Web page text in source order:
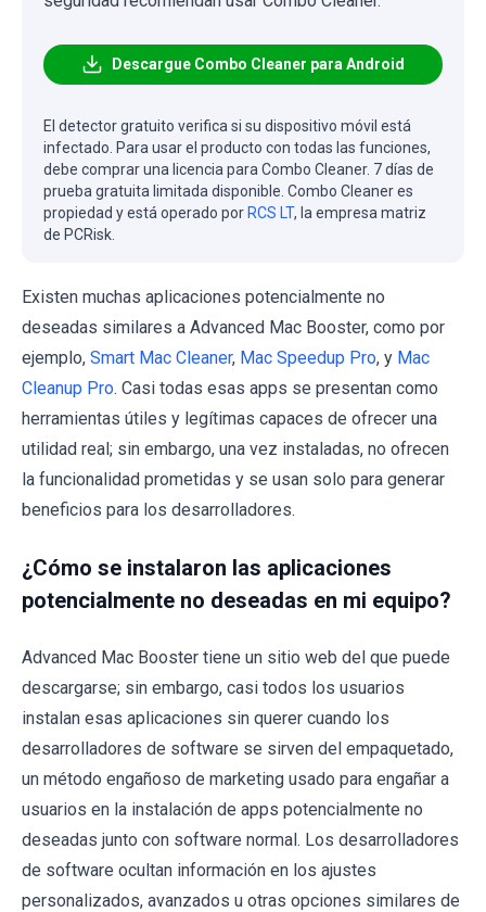
Descargue Combo Cleaner para Android
El detector gratuito verifica si su dispositivo móvil está
infectado. Para usar el producto con todas las funciones,
debe comprar una licencia para Combo Cleaner. 7 días de
prueba gratuita limitada disponible. Combo Cleaner es
propiedad y está operado por RCS LT, la empresa matriz
de PCRisk.
Existen muchas aplicaciones potencialmente no
deseadas similares a Advanced Mac Booster, como por
ejemplo, Smart Mac Cleaner, Mac Speedup Pro, y Mac
Cleanup Pro. Casi todas esas apps se presentan como
herramientas útiles y legítimas capaces de ofrecer una
utilidad real; sin embargo, una vez instaladas, no ofrecen
la funcionalidad prometidas y se usan solo para generar
beneficios para los desarrolladores.
¿Cómo se instalaron las aplicaciones
potencialmente no deseadas en mi equipo?
Advanced Mac Booster tiene un sitio web del que puede
descargarse; sin embargo, casi todos los usuarios
instalan esas aplicaciones sin querer cuando los
desarrolladores de software se sirven del empaquetado,
un método engañoso de marketing usado para engañar a
usuarios en la instalación de apps potencialmente no
deseadas junto con software normal. Los desarrolladores
de software ocultan información en los ajustes
personalizados, avanzados u otras opciones similares de